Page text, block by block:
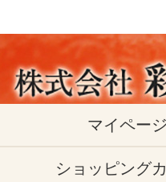
マイページ
ショッピング